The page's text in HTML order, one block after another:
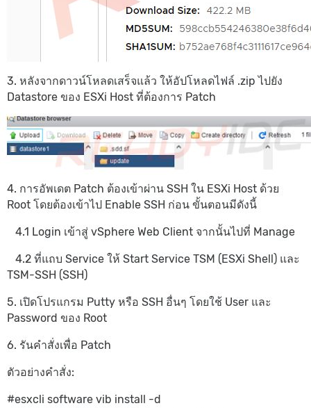
3. หลังจากดาวน์โหลดเสร็จแล้ว ให้อัปโหลดไฟล์ .zip ไปยัง
Datastore ของ ESXi Host ที่ต้องการ Patch
4. การอัพเดต Patch ต้องเข้าผ่าน SSH ใน ESXi Host ด้วย
Root โดยต้องเข้าไป Enable SSH ก่อน ขั้นตอนมีดังนี้
4.1 Login เข้าสู่ vSphere Web Client จากนั้นไปที่ Manage
4.2 ที่แถบ Service ให้ Start Service TSM (ESXi Shell) และ
TSM-SSH (SSH)
5. เปิดโปรแกรม Putty หรือ SSH อื่นๆ โดยใช้ User และ
Password ของ Root
6. รันคำสั่งเพื่อ Patch
ตัวอย่างคำสั่ง:
#esxcli software vib install -d